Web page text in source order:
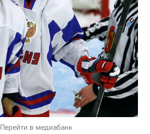
Перейти в медиабанк